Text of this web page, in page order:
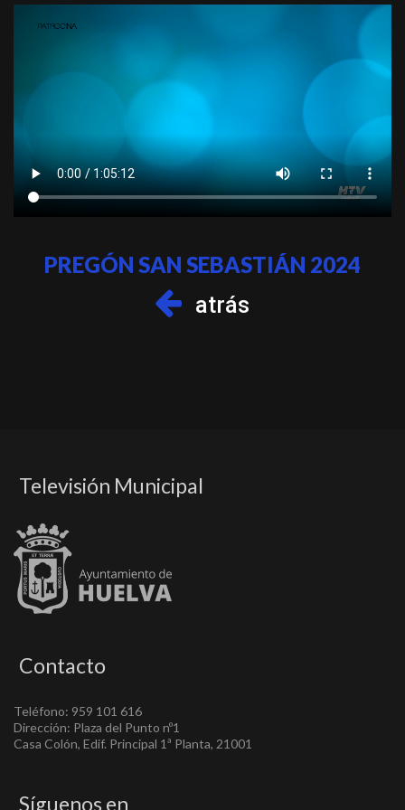
PREGÓN SAN SEBASTIÁN 2024
atrás
Televisión Municipal
Contacto
Teléfono: 959 101 616
Dirección: Plaza del Punto nº1
Casa Colón, Edif. Principal 1ª Planta, 21001
Síguenos en